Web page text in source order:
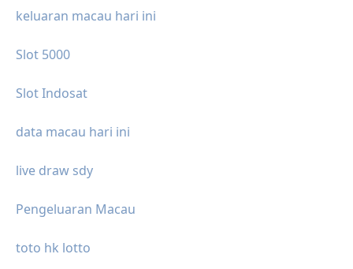
keluaran macau hari ini
Slot 5000
Slot Indosat
data macau hari ini
live draw sdy
Pengeluaran Macau
toto hk lotto